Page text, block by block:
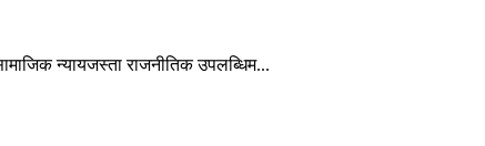
न्यायजस्ता राजनीतिक उपलब्धिम...